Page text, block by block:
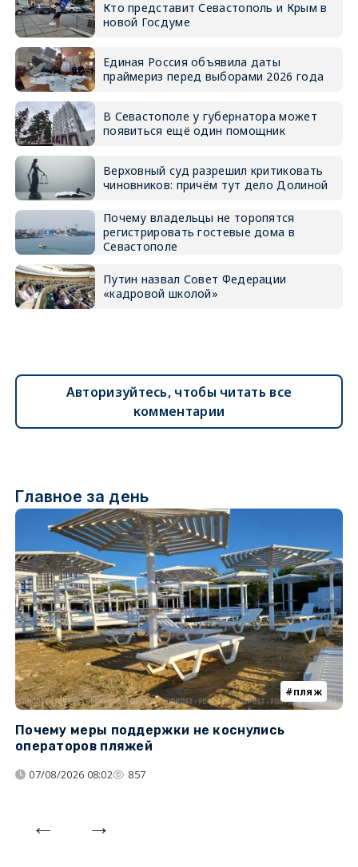
Кто представит Севастополь и Крым в
новой Госдуме
Единая Россия объявила даты
праймериз перед выборами 2026 года
В Севастополе у губернатора может
появиться ещё один помощник
Верховный суд разрешил критиковать
чиновников: причём тут дело Долиной
Почему владельцы не торопятся
регистрировать гостевые дома в
Севастополе
Путин назвал Совет Федерации
«кадровой школой»
Авторизуйтесь, чтобы читать все
комментарии
Главное за день
пляж
Почему меры поддержки не коснулись
операторов пляжей
07/08/2026 08:02 857